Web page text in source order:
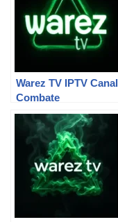
Warez TV IPTV Canal
Combate